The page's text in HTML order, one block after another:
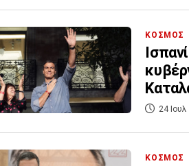
ΚΟΣΜΟΣ
24
ΚΟΣΜΟΣ